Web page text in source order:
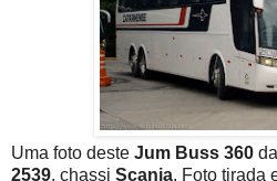
Uma foto deste Jum Buss 360 da
2539, chassi Scania. Foto tirada